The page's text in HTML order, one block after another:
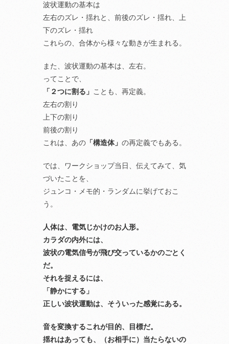
波状運動の基本は
左右のズレ・揺れと、前後のズレ・揺れ、上
下のズレ・揺れ
これらの、合体から様々な動きが生まれる。
また、波状運動の基本は、左右。
ってことで、
「２つに割る」 ことも、再定義。
左右の割り
上下の割り
前後の割り
これは、あの 「構造体」 の再定義でもある。
では、ワークショップ当日、伝えてみて、気
づいたことを、
ジュンコ・メモ的・ランダムに挙げておこ
う。
人体は、電気じかけのお人形。
カラダの内外には、
波状の電気信号が飛び交っているかのごとく
だ。
それを捉えるには、
「静かにする」
正しい波状運動は、そういった感覚にある。
音を変換するこれが目的、目標だ。
揺れはあっても、（お相手に）当たらないの